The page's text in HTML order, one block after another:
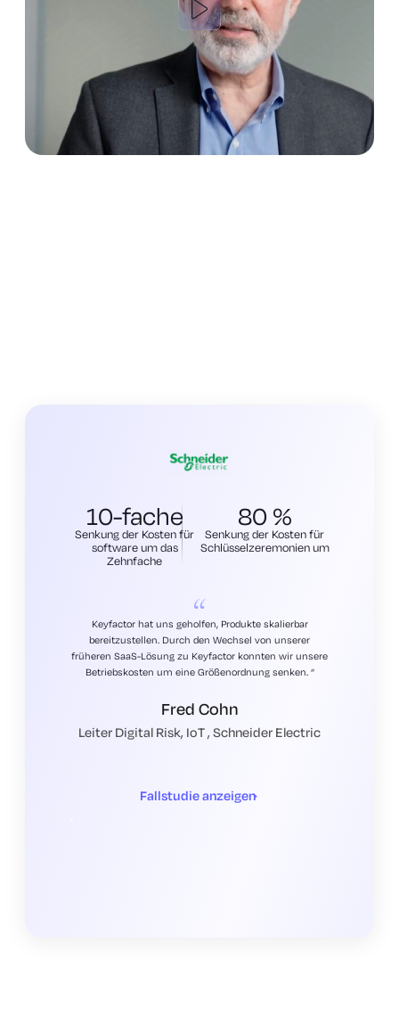
10-fache
Senkung der Kosten für
software um das
Zehnfache
80 %
Senkung der Kosten für
Schlüsselzeremonien um
Keyfactor hat uns geholfen, Produkte skalierbar
bereitzustellen. Durch den Wechsel von unserer
früheren SaaS-Lösung zu Keyfactor konnten wir unsere
Betriebskosten um eine Größenordnung senken.
Fred Cohn
Leiter Digital Risk, IoT , Schneider Electric
Fallstudie anzeigen